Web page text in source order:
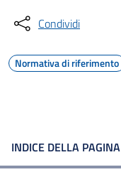
Condividi
Normativa di riferimento
INDICE DELLA PAGINA